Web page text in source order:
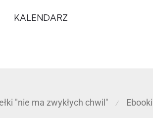
KALENDARZ
"nie ma zwykłych chwil" ⁄ Ebooki